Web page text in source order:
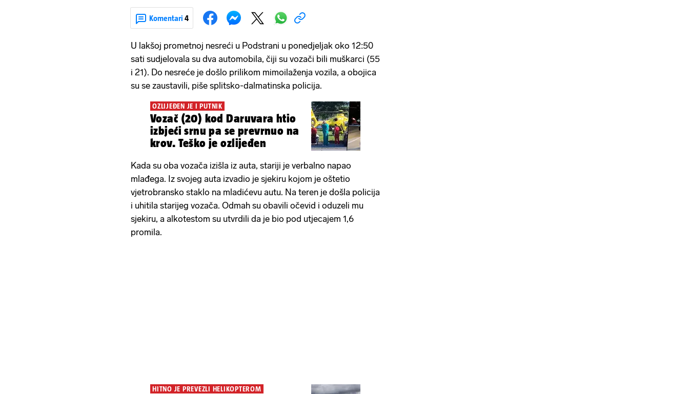
Komentari 4
U lakšoj prometnoj nesreći u Podstrani u ponedjeljak oko 12:50
sati sudjelovala su dva automobila, čiji su vozači bili muškarci (55
i 21). Do nesreće je došlo prilikom mimoilaženja vozila, a obojica
su se zaustavili, piše splitsko-dalmatinska policija.
OZLIJEĐEN JE I PUTNIK
Vozač (20) kod Daruvara htio
izbjeći srnu pa se prevrnuo na
krov. Teško je ozlijeđen
Kada su oba vozača izišla iz auta, stariji je verbalno napao
mlađega. Iz svojeg auta izvadio je sjekiru kojom je oštetio
vjetrobransko staklo na mladićevu autu. Na teren je došla policija
i uhitila starijeg vozača. Odmah su obavili očevid i oduzeli mu
sjekiru, a alkotestom su utvrdili da je bio pod utjecajem 1,6
promila.
HITNO JE PREVEZLI HELIKOPTEROM